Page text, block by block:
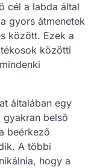
cél a labda által
gyors átmenetek
között. Ezek a
közötti
általában egy
belső
beérkező
A többi
hogy a